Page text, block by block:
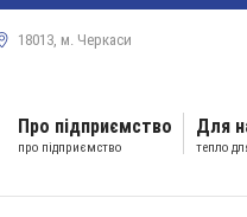
18013, м. Черкаси
Про підприємство
про підприємство
Для
тепло